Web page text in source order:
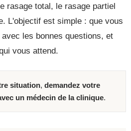
rasage total, le rasage partiel
L'objectif est simple : que vous
les bonnes questions, et
vous attend.
situation, demandez votre
un médecin de la clinique.